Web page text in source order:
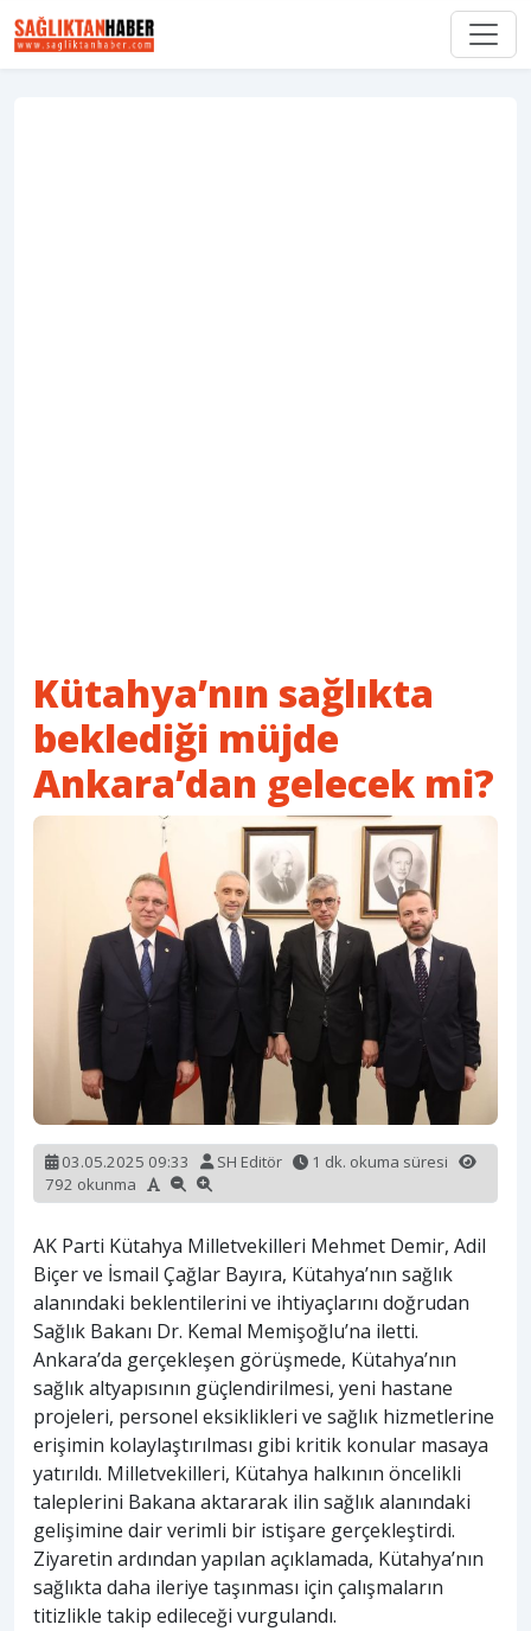
Kütahya’nın sağlıkta
beklediği müjde
Ankara’dan gelecek mi?
03.05.2025 09:33 SH Editör
1 dk. okuma süresi
792 okunma
AK Parti Kütahya Milletvekilleri Mehmet Demir, Adil
Biçer ve İsmail Çağlar Bayıra, Kütahya’nın sağlık
alanındaki beklentilerini ve ihtiyaçlarını doğrudan
Sağlık Bakanı Dr. Kemal Memişoğlu’na iletti.
Ankara’da gerçekleşen görüşmede, Kütahya’nın
sağlık altyapısının güçlendirilmesi, yeni hastane
projeleri, personel eksiklikleri ve sağlık hizmetlerine
erişimin kolaylaştırılması gibi kritik konular masaya
yatırıldı. Milletvekilleri, Kütahya halkının öncelikli
taleplerini Bakana aktararak ilin sağlık alanındaki
gelişimine dair verimli bir istişare gerçekleştirdi.
Ziyaretin ardından yapılan açıklamada, Kütahya’nın
sağlıkta daha ileriye taşınması için çalışmaların
titizlikle takip edileceği vurgulandı.